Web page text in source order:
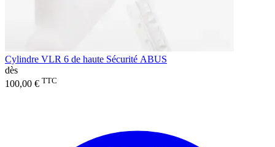
Cylindre VLR 6 de haute Sécurité ABUS
dès
100,00 € TTC